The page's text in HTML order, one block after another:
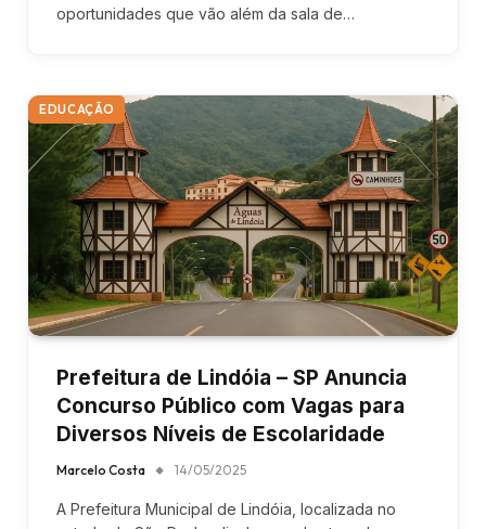
oportunidades que vão além da sala de…
EDUCAÇÃO
Prefeitura de Lindóia – SP Anuncia
Concurso Público com Vagas para
Diversos Níveis de Escolaridade
Marcelo Costa 14/05/2025
A Prefeitura Municipal de Lindóia, localizada no